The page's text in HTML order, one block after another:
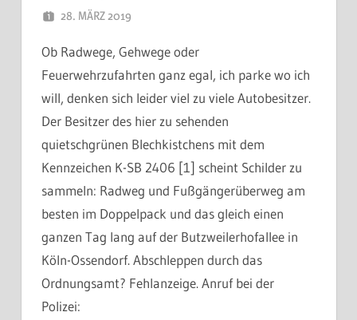
28. MÄRZ 2019
Ob Radwege, Gehwege oder
Feuerwehrzufahrten ganz egal, ich parke wo ich
will, denken sich leider viel zu viele Autobesitzer.
Der Besitzer des hier zu sehenden
quietschgrünen Blechkistchens mit dem
Kennzeichen K-SB 2406 [1] scheint Schilder zu
sammeln: Radweg und Fußgängerüberweg am
besten im Doppelpack und das gleich einen
ganzen Tag lang auf der Butzweilerhofallee in
Köln-Ossendorf. Abschleppen durch das
Ordnungsamt? Fehlanzeige. Anruf bei der
Polizei: